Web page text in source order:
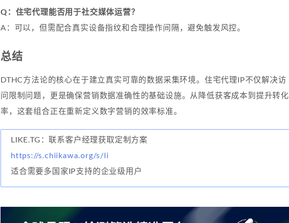
Q：住宅代理能否用于社交媒体运营？
A：可以，但需配合真实设备指纹和合理操作间隔，避免触发风控。
总结
DTHC方法论的核心在于建立真实可靠的数据采集环境。住宅代理IP不仅解决访
问限制问题，更是确保营销数据准确性的基础设施。从降低获客成本到提升转化
率，这套组合正在重新定义数字营销的效率标准。
LIKE.TG：联系客户经理获取定制方案
https://s.chiikawa.org/s/li
适合需要多国家IP支持的企业级用户